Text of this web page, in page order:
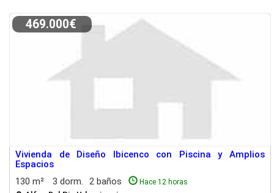
469.000€
Vivienda de Diseño Ibicenco con Piscina y Amplios
Espacios
130 m²
3 dorm. 2 baños Hace 12 horas